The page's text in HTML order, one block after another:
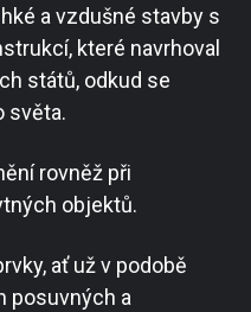
a vzdušné stavby s
které navrhoval
států, odkud se
světa.
rovněž při
objektů.
ať už v podobě
posuvných a